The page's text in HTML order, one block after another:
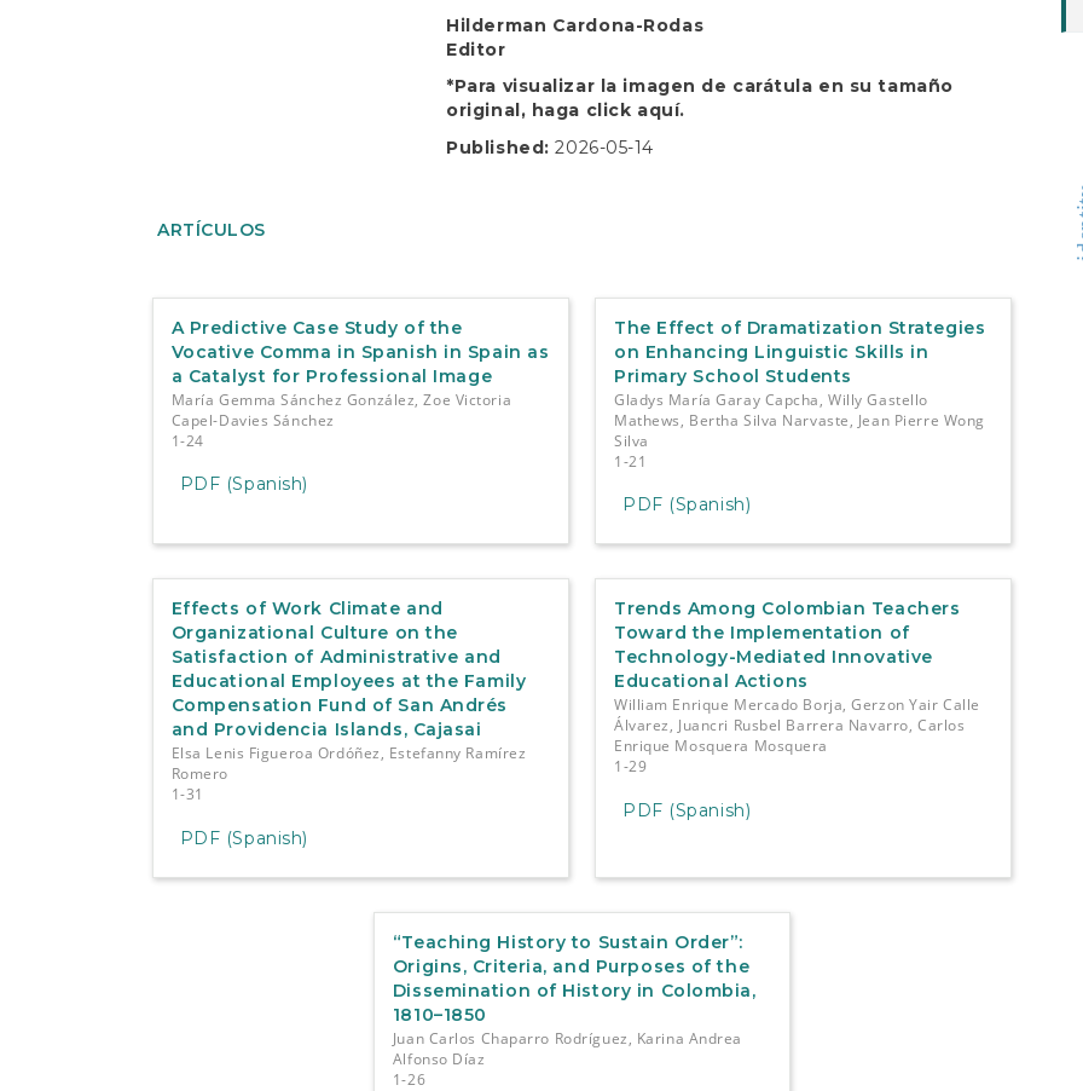
Hilderman Cardona-Rodas
Editor
*Para visualizar la imagen de carátula en su tamaño
original, haga click aquí.
Published:2026-05-14
ARTÍCULOS
A Predictive Case Study of the
Vocative Comma in Spanish in Spain as
a Catalyst for Professional Image
María Gemma Sánchez González, Zoe Victoria
Capel-Davies Sánchez
1-24
PDF (Spanish)
The Effect of Dramatization Strategies
on Enhancing Linguistic Skills in
Primary School Students
Gladys María Garay Capcha, Willy Gastello
Mathews, Bertha Silva Narvaste, Jean Pierre Wong
Silva
1-21
PDF (Spanish)
Effects of Work Climate and
Organizational Culture on the
Satisfaction of Administrative and
Educational Employees at the Family
Compensation Fund of San Andrés
and Providencia Islands, Cajasai
Elsa Lenis Figueroa Ordóñez, Estefanny Ramírez
Romero
1-31
PDF (Spanish)
Trends Among Colombian Teachers
Toward the Implementation of
Technology-Mediated Innovative
Educational Actions
William Enrique Mercado Borja, Gerzon Yair Calle
Álvarez, Juancri Rusbel Barrera Navarro, Carlos
Enrique Mosquera Mosquera
1-29
PDF (Spanish)
“Teaching History to Sustain Order”:
Origins, Criteria, and Purposes of the
Dissemination of History in Colombia,
1810–1850
Juan Carlos Chaparro Rodríguez, Karina Andrea
Alfonso Díaz
1-26